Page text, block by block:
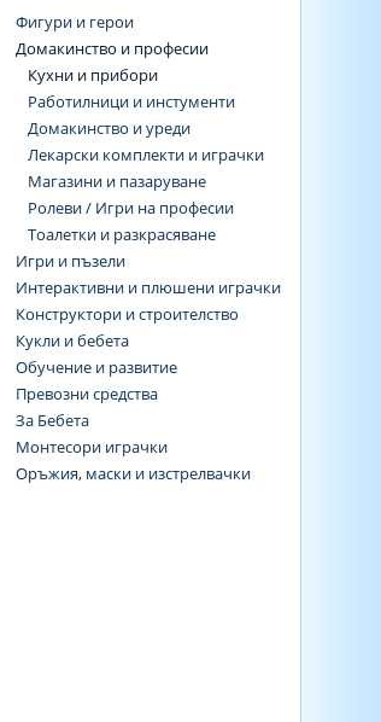
Фигури и герои
Домакинство и професии
Кухни и прибори
Работилници и инстументи
Домакинство и уреди
Лекарски комплекти и играчки
Магазини и пазаруване
Ролеви / Игри на професии
Тоалетки и разкрасяване
Игри и пъзели
Интерактивни и плюшени играчки
Конструктори и строителство
Кукли и бебета
Обучение и развитие
Превозни средства
За Бебета
Монтесори играчки
Оръжия, маски и изстрелвачки